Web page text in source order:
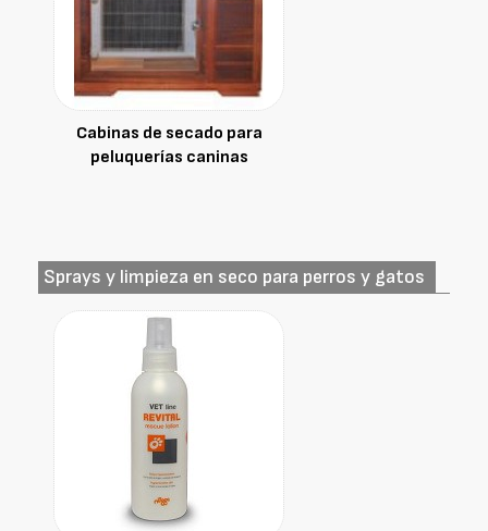
Cabinas de secado para
peluquerías caninas
Sprays y limpieza en seco para perros y gatos